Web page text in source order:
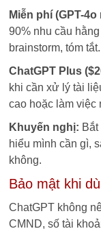
Miễn phí (GPT-4o
90% nhu cầu
brainstorm, tóm tắt.
ChatGPT Plus
khi cần xử lý tài
cao hoặc làm việc
Khuyến nghị:
hiểu mình cần gì,
không.
Bảo mật khi
ChatGPT không
CMND, số tài